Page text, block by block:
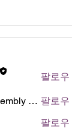
팔로우
General Assembly of World Presbyterian Church (GAWPC) 팔로우
팔로우